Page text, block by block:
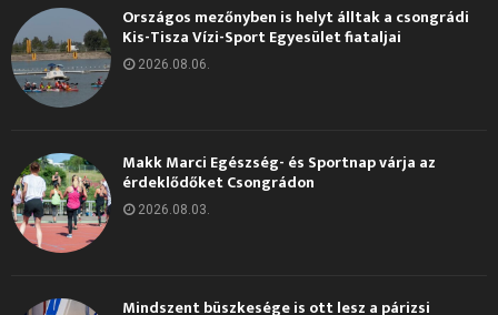
Országos mezőnyben is helyt álltak a csongrádi
Kis-Tisza Vízi-Sport Egyesület fiataljai
2026.08.06.
Makk Marci Egészség- és Sportnap várja az
érdeklődőket Csongrádon
2026.08.03.
Mindszent büszkesége is ott lesz a párizsi